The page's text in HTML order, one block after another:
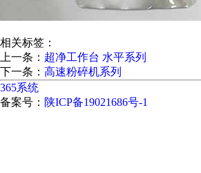
相关标签：
上一条： 超净工作台 水平系列
下一条： 高速粉碎机系列
365系统
备案号： 陕ICP备19021686号-1